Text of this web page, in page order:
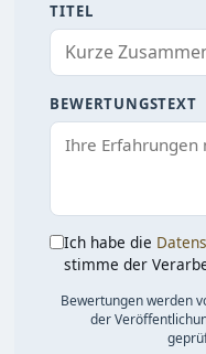
TITEL
BEWERTUNGSTEXT
Ich habe die
stimme der
Bewertungen werden
der